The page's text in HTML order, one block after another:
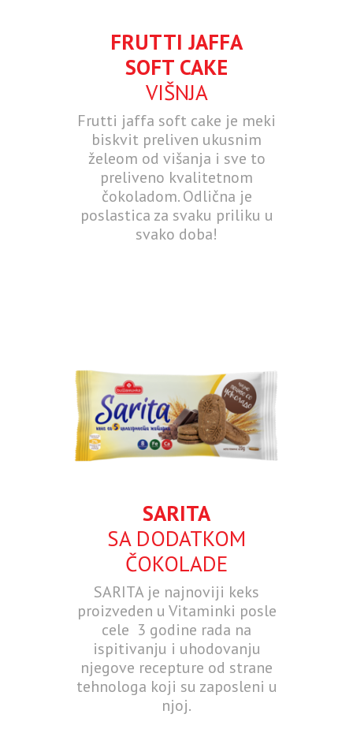
FRUTTI JAFFA
SOFT CAKE
VIŠNJA
Frutti jaffa soft cake je meki
biskvit preliven ukusnim
želeom od višanja i sve to
preliveno kvalitetnom
čokoladom. Odlična je
poslastica za svaku priliku u
svako doba!
SARITA
SA DODATKOM
ČOKOLADE
SARITA je najnoviji keks
proizveden u Vitaminki posle
cele 3 godine rada na
ispitivanju i uhodovanju
njegove recepture od strane
tehnologa koji su zaposleni u
njoj.